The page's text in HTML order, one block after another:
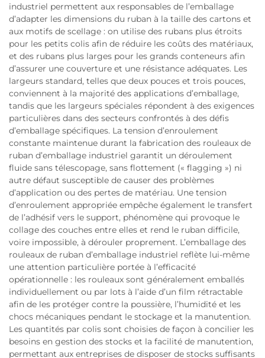
industriel permettent aux responsables de l’emballage
d’adapter les dimensions du ruban à la taille des cartons et
aux motifs de scellage : on utilise des rubans plus étroits
pour les petits colis afin de réduire les coûts des matériaux,
et des rubans plus larges pour les grands conteneurs afin
d’assurer une couverture et une résistance adéquates. Les
largeurs standard, telles que deux pouces et trois pouces,
conviennent à la majorité des applications d’emballage,
tandis que les largeurs spéciales répondent à des exigences
particulières dans des secteurs confrontés à des défis
d’emballage spécifiques. La tension d’enroulement
constante maintenue durant la fabrication des rouleaux de
ruban d’emballage industriel garantit un déroulement
fluide sans télescopage, sans flottement (« flagging ») ni
autre défaut susceptible de causer des problèmes
d’application ou des pertes de matériau. Une tension
d’enroulement appropriée empêche également le transfert
de l’adhésif vers le support, phénomène qui provoque le
collage des couches entre elles et rend le ruban difficile,
voire impossible, à dérouler proprement. L’emballage des
rouleaux de ruban d’emballage industriel reflète lui-même
une attention particulière portée à l’efficacité
opérationnelle : les rouleaux sont généralement emballés
individuellement ou par lots à l’aide d’un film rétractable
afin de les protéger contre la poussière, l’humidité et les
chocs mécaniques pendant le stockage et la manutention.
Les quantités par colis sont choisies de façon à concilier les
besoins en gestion des stocks et la facilité de manutention,
permettant aux entreprises de disposer de stocks suffisants